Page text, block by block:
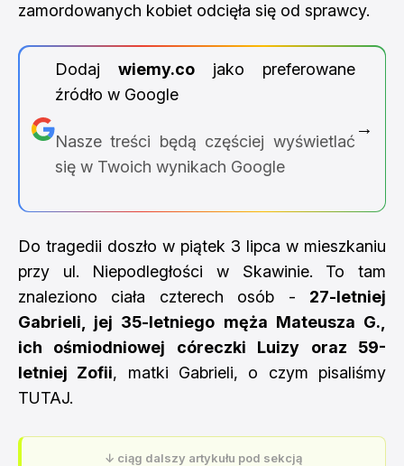
zamordowanych kobiet odcięła się od sprawcy.
Dodaj wiemy.cojako preferowane
źródło w Google
Nasze treści będą częściej wyświetlać
się w Twoich wynikach Google
→
Do tragedii doszło w piątek 3 lipca w mieszkaniu
przy ul. Niepodległości w Skawinie. To tam
znaleziono ciała czterech osób - 27-letniej
Gabrieli, jej 35-letniego męża Mateusza G.,
ich ośmiodniowej córeczki Luizy oraz 59-
letniej Zofii, matki Gabrieli, o czym pisaliśmy
TUTAJ.
↓ ciąg dalszy artykułu pod sekcją